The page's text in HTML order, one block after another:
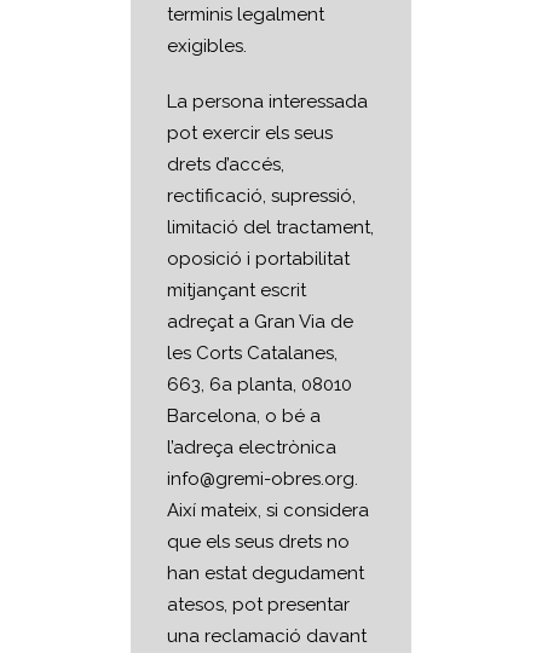
terminis legalment
exigibles.
La persona interessada
pot exercir els seus
drets d’accés,
rectificació, supressió,
limitació del tractament,
oposició i portabilitat
mitjançant escrit
adreçat a Gran Via de
les Corts Catalanes,
663, 6a planta, 08010
Barcelona, o bé a
l’adreça electrònica
info@gremi-obres.org.
Així mateix, si considera
que els seus drets no
han estat degudament
atesos, pot presentar
una reclamació davant